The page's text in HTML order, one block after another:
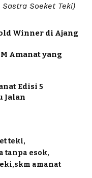
Sastra Soeket Teki)
Winner di Ajang
Amanat yang
Edisi 5
Jalan
teki
tanpa esok
skm amanat